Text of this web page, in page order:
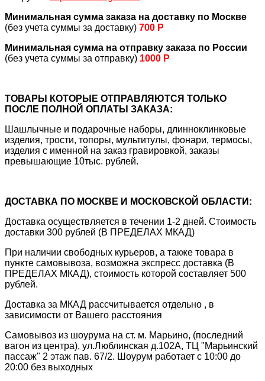
Минимальная сумма заказа на доставку по Москве
(без учета суммы за доставку) 700 Р
Минимальная сумма на отправку заказа по России
(без учета суммы за отправку) 1000 Р
ТОВАРЫ КОТОРЫЕ ОТПРАВЛЯЮТСЯ ТОЛЬКО
ПОСЛЕ ПОЛНОЙ ОПЛАТЫ ЗАКАЗА:
Шашлычные и подарочные наборы, длинноклинковые
изделия, трости, топоры, мультитулы, фонари, термосы,
изделия с именной на заказ гравировкой, заказы
превышающие 10тыс. рублей.
ДОСТАВКА ПО МОСКВЕ И МОСКОВСКОЙ ОБЛАСТИ:
Доставка осуществляется в течении 1-2 дней. Стоимость
доставки 300 рублей (В ПРЕДЕЛАХ МКАД)
При наличии свободных курьеров, а также товара в
пункте самовывоза, возможна экспресс доставка (В
ПРЕДЕЛАХ МКАД), стоимость которой составляет 500
рублей.
Доставка за МКАД рассчитывается отдельно , в
зависимости от Вашего расстояния
Самовывоз из шоурума на ст. м. Марьино, (последний
вагон из центра), ул.Люблинская д.102А, ТЦ "Марьинский
пассаж" 2 этаж пав. 67/2. Шоурум работает с 10:00 до
20:00 без выходных